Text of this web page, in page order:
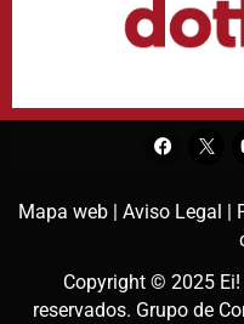
Mapa web | Aviso Legal |
Copyright © 2025
reservados. Grupo de